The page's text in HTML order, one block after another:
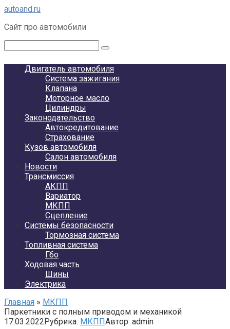
Перейти
контенту
autoand.ru
Сайт про автомобили
Двигатель автомобиля
Система зажигания
Клапана
Моторное масло
Цилиндры
Законодательство
Автокредитование
Страхование
Кузов автомобиля
Салон автомобиля
Новости
Трансмиссия
АКПП
Вариатор
МКПП
Сцепление
Системы безопасности
Тормозная система
Топливная система
Гбо
Ходовая часть
Шины
Электрика
Главная » МКПП
Паркетники с полным приводом и механикой
17.03.2022Рубрика: МКППАвтор: admin